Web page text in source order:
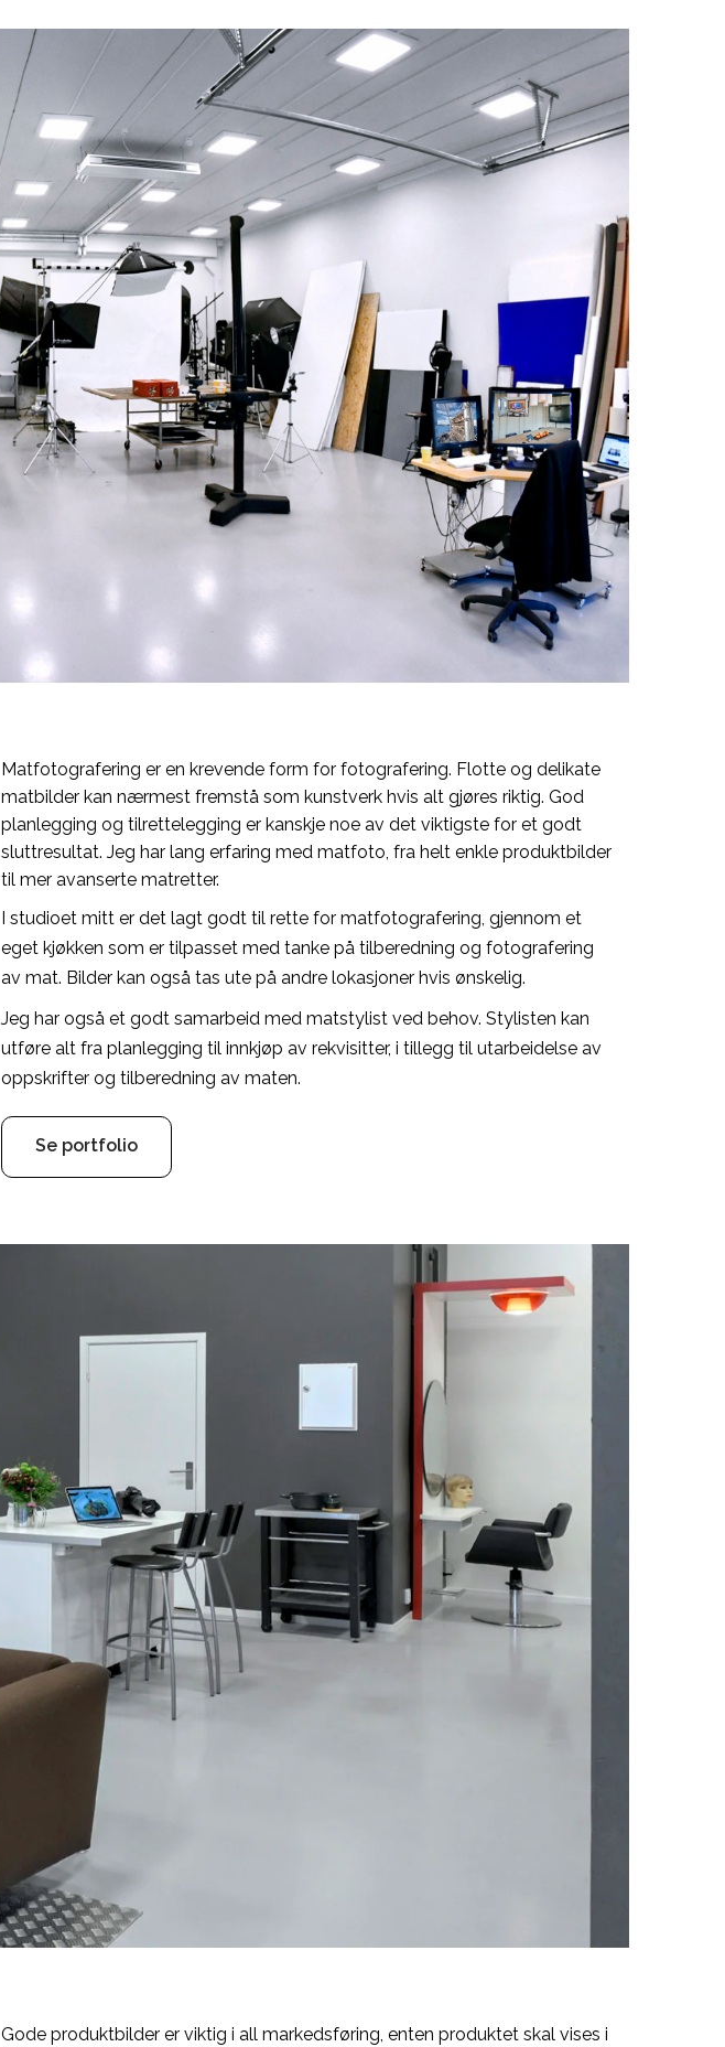
Matfotografering er en krevende form for fotografering. Flotte og delikate
matbilder kan nærmest fremstå som kunstverk hvis alt gjøres riktig. God
planlegging og tilrettelegging er kanskje noe av det viktigste for et godt
sluttresultat. Jeg har lang erfaring med matfoto, fra helt enkle produktbilder
til mer avanserte matretter.
I studioet mitt er det lagt godt til rette for matfotografering, gjennom et
eget kjøkken som er tilpasset med tanke på tilberedning og fotografering
av mat. Bilder kan også tas ute på andre lokasjoner hvis ønskelig.
Jeg har også et godt samarbeid med matstylist ved behov. Stylisten kan
utføre alt fra planlegging til innkjøp av rekvisitter, i tillegg til utarbeidelse av
oppskrifter og tilberedning av maten.
Se portfolio
Gode produktbilder er viktig i all markedsføring, enten produktet skal vises i